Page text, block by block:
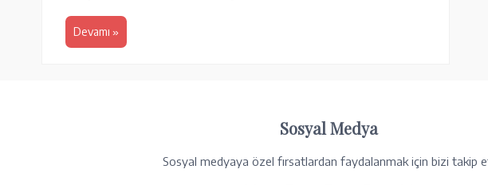
Devamı
Sosyal Medya
Sosyal medyaya özel fırsatlardan faydalanmak için bizi takip